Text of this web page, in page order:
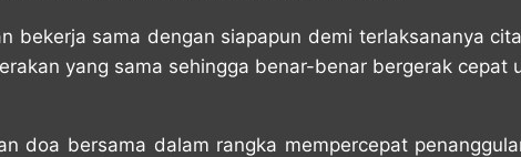
bekerja sama dengan siapapun demi terlaksananya
yang sama sehingga benar-benar bergerak cepat
doa bersama dalam rangka mempercepat